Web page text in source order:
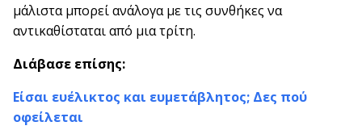
μάλιστα μπορεί ανάλογα με τις συνθήκες να
αντικαθίσταται από μια τρίτη.
Διάβασε επίσης:
Είσαι ευέλικτος και ευμετάβλητος; Δες πού
οφείλεται